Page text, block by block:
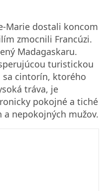
Marie dostali koncom
zmocnili Francúzi.
Madagaskaru.
turistickou
sa cintorín, ktorého
tráva, je
pokojné a tiché
nepokojných mužov.